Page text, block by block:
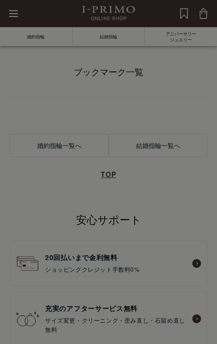
婚約指輪 結婚指輪
アニバーサリー
ジュエリー
ブックマーク一覧
婚約指輪一覧へ 結婚指輪一覧へ
TOP
安心サポート
20回払いまで金利無料
ショッピングクレジット手数料0%
充実のアフターサービス無料
サイズ変更・クリーニング・歪み直し・石留め直し
無料